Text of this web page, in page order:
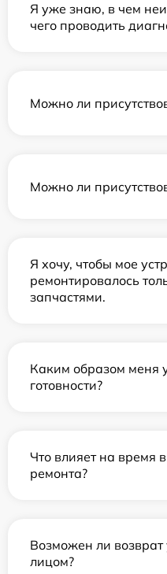
Я уже знаю, в чем
чего проводить
Можно ли
Можно ли
Я хочу, чтобы мое
ремонтировалось
запчастями.
Каким образом меня
готовности?
Что влияет на время
ремонта?
Возможен ли возврат
лицом?